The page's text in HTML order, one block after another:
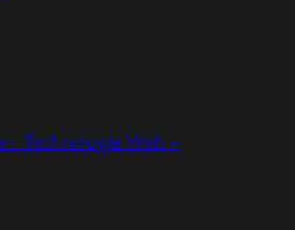
i Technologie Web –